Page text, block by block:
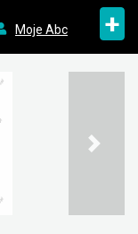
Moje Abc +